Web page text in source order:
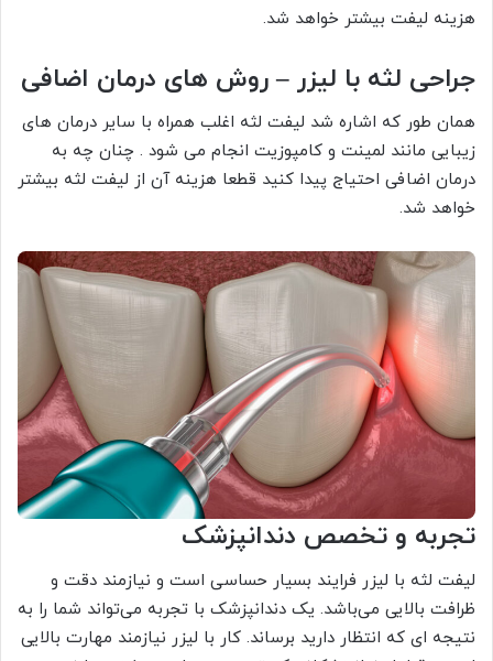
هزینه لیفت بیشتر خواهد شد.
جراحی لثه با لیزر – روش های درمان اضافی
همان طور که اشاره شد لیفت لثه اغلب همراه با سایر درمان های
زیبایی مانند لمینت و کامپوزیت انجام می شود . چنان چه به
درمان اضافی احتیاج پیدا کنید قطعا هزینه آن از لیفت لثه بیشتر
خواهد شد.
تجربه و تخصص دندانپزشک
لیفت لثه با لیزر فرایند بسیار حساسی است و نیازمند دقت و
ظرافت بالایی می‌باشد. یک دندانپزشک با تجربه می‌تواند شما را به
نتیجه ای که انتظار دارید برساند. کار با لیزر نیازمند مهارت بالایی